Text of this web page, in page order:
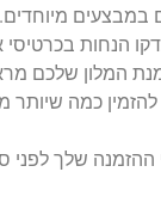
במבצעים מיוחדים.
הנחות בכרטיסי
המלון שלכם
כמה שיותר
שלך לפני